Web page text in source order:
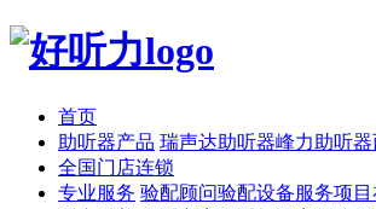
首页
助听器产品 瑞声达助听器峰力助听器
全国门店连锁
专业服务 验配顾问验配设备服务项目